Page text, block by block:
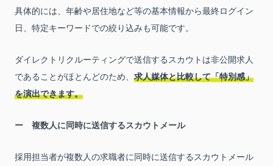
具体的には、年齢や居住地など等の基本情報から最終ログイン
日、特定キーワードでの絞り込みも可能です。
ダイレクトリクルーティングで送信するスカウトは非公開求人
であることがほとんどのため、 求人媒体と比較して「特別感」
を演出できます。
複数人に同時に送信するスカウトメール
採用担当者が複数人の求職者に同時に送信するスカウトメール